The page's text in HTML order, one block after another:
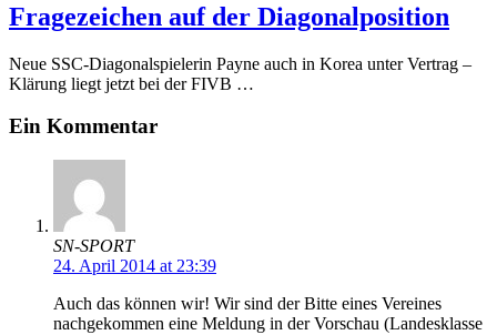
Fragezeichen auf der Diagonalposition
Neue SSC-Diagonalspielerin Payne auch in Korea unter Vertrag –
Klärung liegt jetzt bei der FIVB …
Ein Kommentar
SN-SPORT
24. April 2014 at 23:39
Auch das können wir! Wir sind der Bitte eines Vereines
nachgekommen eine Meldung in der Vorschau (Landesklasse